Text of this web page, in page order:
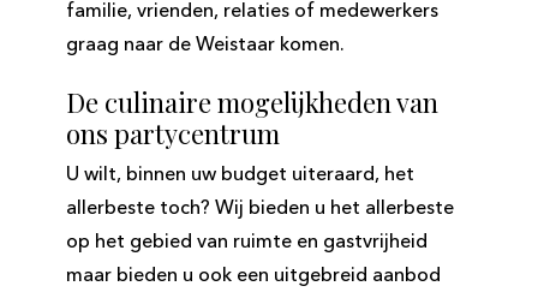
familie, vrienden, relaties of medewerkers
graag naar de Weistaar komen.
De culinaire mogelijkheden van
ons partycentrum
U wilt, binnen uw budget uiteraard, het
allerbeste toch? Wij bieden u het allerbeste
op het gebied van ruimte en gastvrijheid
maar bieden u ook een uitgebreid aanbod